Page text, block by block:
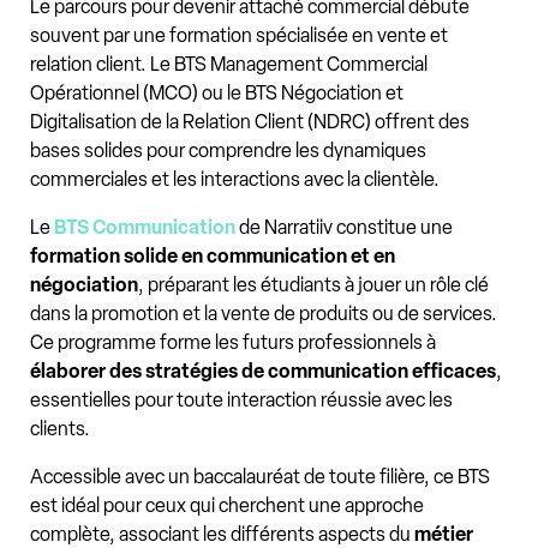
Le parcours pour devenir attaché commercial débute
souvent par une formation spécialisée en vente et
relation client. Le BTS Management Commercial
Opérationnel (MCO) ou le BTS Négociation et
Digitalisation de la Relation Client (NDRC) offrent des
bases solides pour comprendre les dynamiques
commerciales et les interactions avec la clientèle.
Le BTS Communicationde Narratiiv constitue une
formation solide en communication et en
négociation, préparant les étudiants à jouer un rôle clé
dans la promotion et la vente de produits ou de services.
Ce programme forme les futurs professionnels à
élaborer des stratégies de communication efficaces,
essentielles pour toute interaction réussie avec les
clients.
Accessible avec un baccalauréat de toute filière, ce BTS
est idéal pour ceux qui cherchent une approche
complète, associant les différents aspects du métier